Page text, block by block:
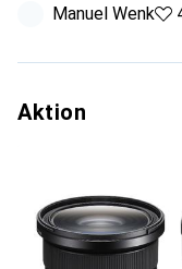
Manuel Wenk
Aktion